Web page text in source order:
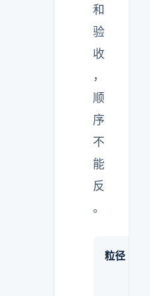
和
验
收
，
顺
序
不
能
反
。
粒径